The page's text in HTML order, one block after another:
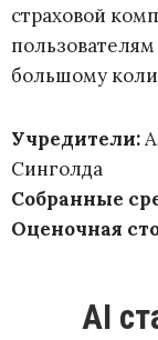
страховой
большому
Учредители:
Синголда
Собранные
Оценочная
AI стартапы в сфере e-